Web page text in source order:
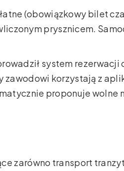
(obowiązkowy bilet
prysznicem.
system rezerwacji
zawodowi korzystają z
proponuje wolne
zarówno transport